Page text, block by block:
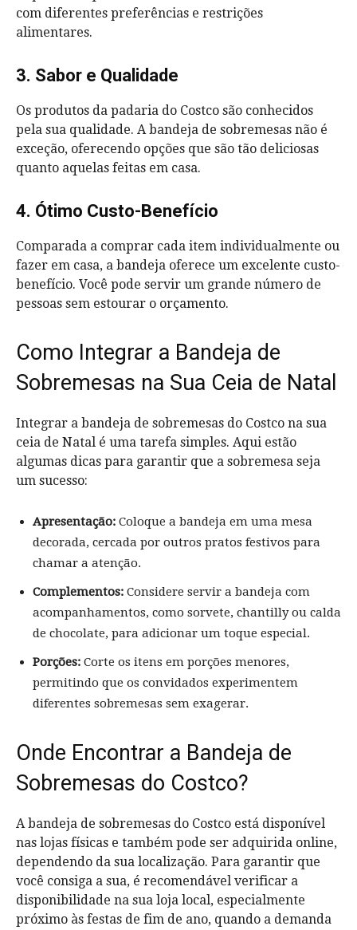
com diferentes preferências e restrições
alimentares.
3. Sabor e Qualidade
Os produtos da padaria do Costco são conhecidos
pela sua qualidade. A bandeja de sobremesas não é
exceção, oferecendo opções que são tão deliciosas
quanto aquelas feitas em casa.
4. Ótimo Custo-Benefício
Comparada a comprar cada item individualmente ou
fazer em casa, a bandeja oferece um excelente custo-
benefício. Você pode servir um grande número de
pessoas sem estourar o orçamento.
Como Integrar a Bandeja de
Sobremesas na Sua Ceia de Natal
Integrar a bandeja de sobremesas do Costco na sua
ceia de Natal é uma tarefa simples. Aqui estão
algumas dicas para garantir que a sobremesa seja
um sucesso:
Apresentação: Coloque a bandeja em uma mesa
decorada, cercada por outros pratos festivos para
chamar a atenção.
Complementos: Considere servir a bandeja com
acompanhamentos, como sorvete, chantilly ou calda
de chocolate, para adicionar um toque especial.
Porções: Corte os itens em porções menores,
permitindo que os convidados experimentem
diferentes sobremesas sem exagerar.
Onde Encontrar a Bandeja de
Sobremesas do Costco?
A bandeja de sobremesas do Costco está disponível
nas lojas físicas e também pode ser adquirida online,
dependendo da sua localização. Para garantir que
você consiga a sua, é recomendável verificar a
disponibilidade na sua loja local, especialmente
próximo às festas de fim de ano, quando a demanda